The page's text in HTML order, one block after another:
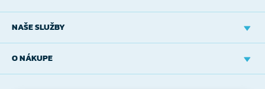
NAŠE SLUŽBY
O NÁKUPE